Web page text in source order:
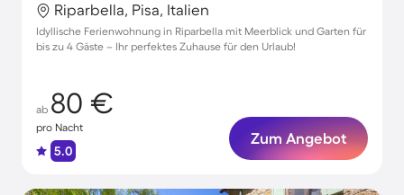
Riparbella, Pisa, Italien
Idyllische Ferienwohnung in Riparbella mit Meerblick und Garten für
bis zu 4 Gäste – Ihr perfektes Zuhause für den Urlaub!
ab 80 €
pro Nacht
5.0
Zum Angebot